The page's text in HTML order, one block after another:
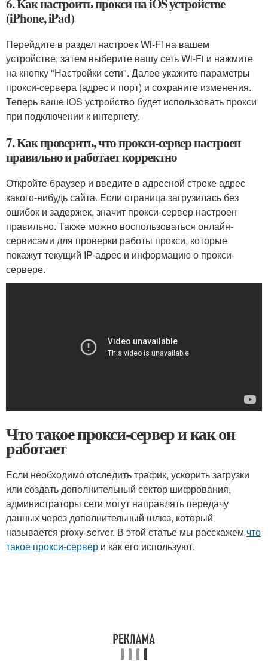
6. Как настроить прокси на iOS устройстве
(iPhone, iPad)
Перейдите в раздел настроек Wi-Fi на вашем
устройстве, затем выберите вашу сеть Wi-Fi и нажмите
на кнопку "Настройки сети". Далее укажите параметры
прокси-сервера (адрес и порт) и сохраните изменения.
Теперь ваше iOS устройство будет использовать прокси
при подключении к интернету.
7. Как проверить, что прокси-сервер настроен
правильно и работает корректно
Откройте браузер и введите в адресной строке адрес
какого-нибудь сайта. Если страница загрузилась без
ошибок и задержек, значит прокси-сервер настроен
правильно. Также можно воспользоваться онлайн-
сервисами для проверки работы прокси, которые
покажут текущий IP-адрес и информацию о прокси-
сервере.
Что такое прокси-сервер и как он
работает
Если необходимо отследить трафик, ускорить загрузки
или создать дополнительный сектор шифрования,
администраторы сети могут направлять передачу
данных через дополнительный шлюз, который
называется proxy-server. В этой статье мы расскажем что
такое прокси-сервер и как его используют.